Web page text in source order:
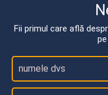
Fii primul care află